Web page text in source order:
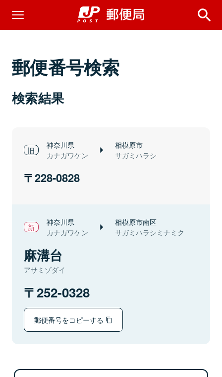
郵便番号検索
検索結果
神奈川県
カナガワケン
相模原市
サガミハラシ
228-0828
神奈川県
カナガワケン
相模原市南区
サガミハラシミナミク
麻溝台
アサミゾダイ
252-0328
郵便番号をコピーする